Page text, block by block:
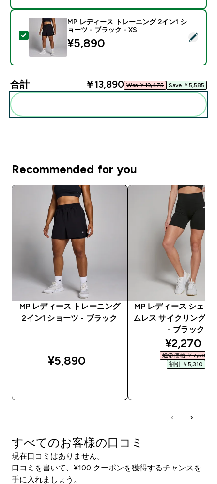
この商品を選択 - MP レディース トレーニング 2イン
MP レディース トレーニング 2イン1 シ
ョーツ - ブラック - XS
¥5,890‎
合計 ￥13,890‎ Was ￥19,475‎ Save ￥5,585‎
Recommended for you
MP レディース トレーニング
2イン1 ショーツ - ブラック
¥5,890‎
MP レディース シェイ
ムレス サイクリング
- ブラック
¥2,270‎
通常価格 ￥7,580‎
割引 ￥5,310‎
すべてのお客様の口コミ
現在口コミはありません。
口コミを書いて、¥100 クーポンを獲得するチャンスを
手に入れましょう。